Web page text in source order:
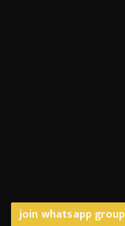
join whatsapp group